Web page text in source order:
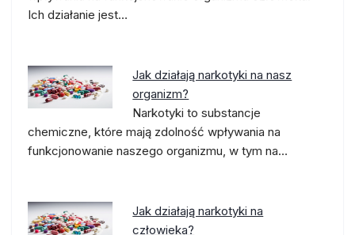
Ich działanie jest…
Jak działają narkotyki na nasz
organizm?
Narkotyki to substancje
chemiczne, które mają zdolność wpływania na
funkcjonowanie naszego organizmu, w tym na…
Jak działają narkotyki na
człowieka?